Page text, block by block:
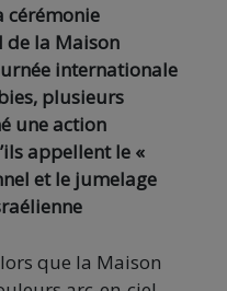
cérémonie
de la Maison
internationale
plusieurs
une action
appellent le «
et le jumelage
que la Maison